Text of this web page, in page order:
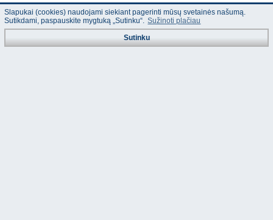
Slapukai (cookies) naudojami siekiant pagerinti mūsų svetainės našumą.
Sutikdami, paspauskite mygtuką „Sutinku“. Sužinoti plačiau
Sutinku